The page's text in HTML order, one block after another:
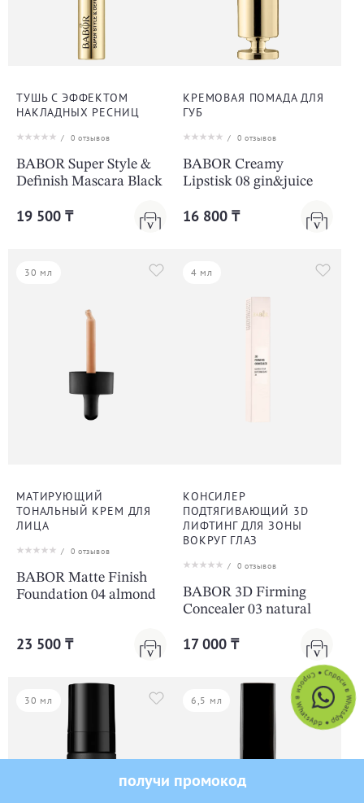
ТУШЬ С ЭФФЕКТОМ
НАКЛАДНЫХ РЕСНИЦ
/ 0 отзывов
BABOR Super Style &
Definish Mascara Black
19 500 ₸
КРЕМОВАЯ ПОМАДА ДЛЯ
ГУБ
/ 0 отзывов
BABOR Creamy
Lipstisk 08 gin&juice
16 800 ₸
30 мл
МАТИРУЮЩИЙ
ТОНАЛЬНЫЙ КРЕМ ДЛЯ
ЛИЦА
/ 0 отзывов
BABOR Matte Finish
Foundation 04 almond
23 500 ₸
4 мл
КОНСИЛЕР
ПОДТЯГИВАЮЩИЙ 3D
ЛИФТИНГ ДЛЯ ЗОНЫ
ВОКРУГ ГЛАЗ
/ 0 отзывов
BABOR 3D Firming
Concealer 03 natural
17 000 ₸
30 мл 6,5 мл
-10% на первый заказ